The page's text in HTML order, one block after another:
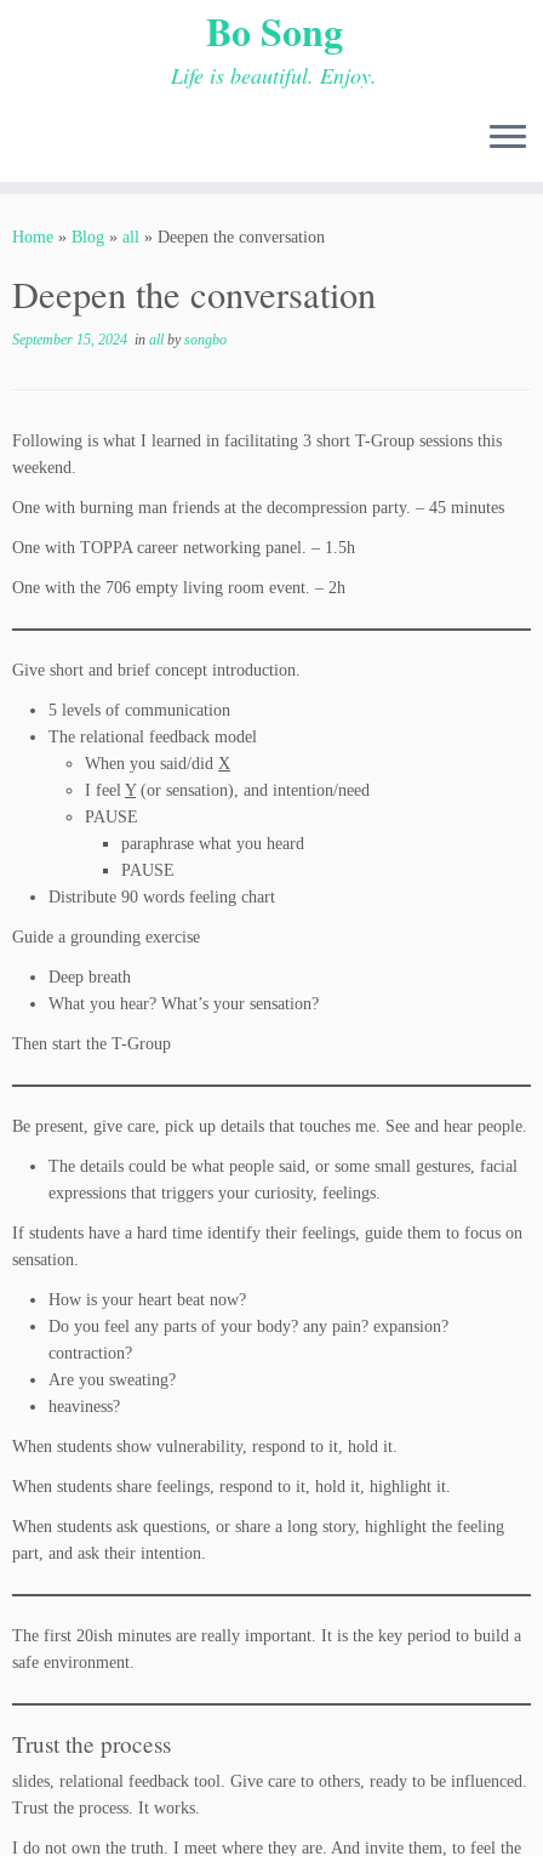
Bo Song
Life is beautiful. Enjoy.
Home » Blog » all » Deepen the conversation
Deepen the conversation
September 15, 2024 in all bysongbo
Following is what I learned in facilitating 3 short T-Group sessions this
weekend.
One with burning man friends at the decompression party. – 45 minutes
One with TOPPA career networking panel. – 1.5h
One with the 706 empty living room event. – 2h
Give short and brief concept introduction.
5 levels of communication
The relational feedback model
When you said/did X
I feel Y(or sensation), and intention/need
PAUSE
paraphrase what you heard
PAUSE
Distribute 90 words feeling chart
Guide a grounding exercise
Deep breath
What you hear? What’s your sensation?
Then start the T-Group
Be present, give care, pick up details that touches me. See and hear people.
The details could be what people said, or some small gestures, facial
expressions that triggers your curiosity, feelings.
If students have a hard time identify their feelings, guide them to focus on
sensation.
How is your heart beat now?
Do you feel any parts of your body? any pain? expansion?
contraction?
Are you sweating?
heaviness?
When students show vulnerability, respond to it, hold it.
When students share feelings, respond to it, hold it, highlight it.
When students ask questions, or share a long story, highlight the feeling
part, and ask their intention.
The first 20ish minutes are really important. It is the key period to build a
safe environment.
Trust the process
slides, relational feedback tool. Give care to others, ready to be influenced.
Trust the process. It works.
I do not own the truth. I meet where they are. And invite them, to feel the